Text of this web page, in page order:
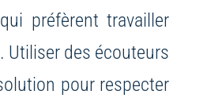
préfèrent travailler
Utiliser des écouteurs
pour respecter